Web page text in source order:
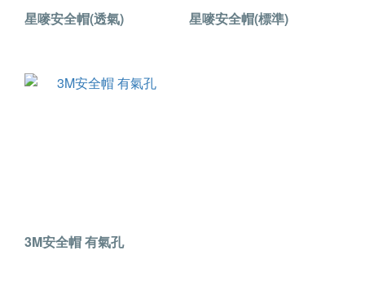
星嘜安全帽(透氣) 星嘜安全帽(標準)
3M安全帽 有氣孔